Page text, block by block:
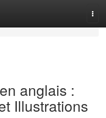
anglais :
Illustrations